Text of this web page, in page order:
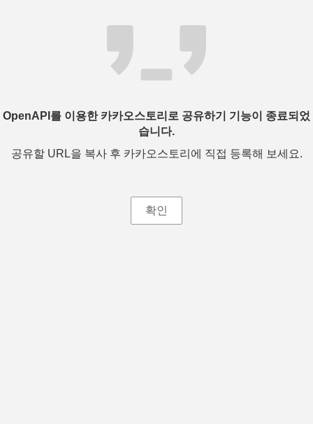
OpenAPI를 이용한 카카오스토리로 공유하기 기능이 종료되었
습니다.
공유할 URL을 복사 후 카카오스토리에 직접 등록해 보세요.
확인